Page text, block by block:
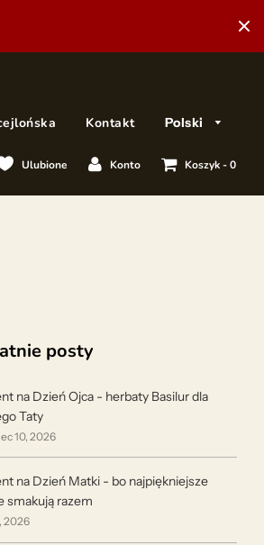
Kontakt Polski
Ulubione Konto Koszyk -0
posty
na Dzień Ojca - herbaty Basilur dla
Taty
10, 2026
na Dzień Matki - bo najpiękniejsze
smakują razem
2026